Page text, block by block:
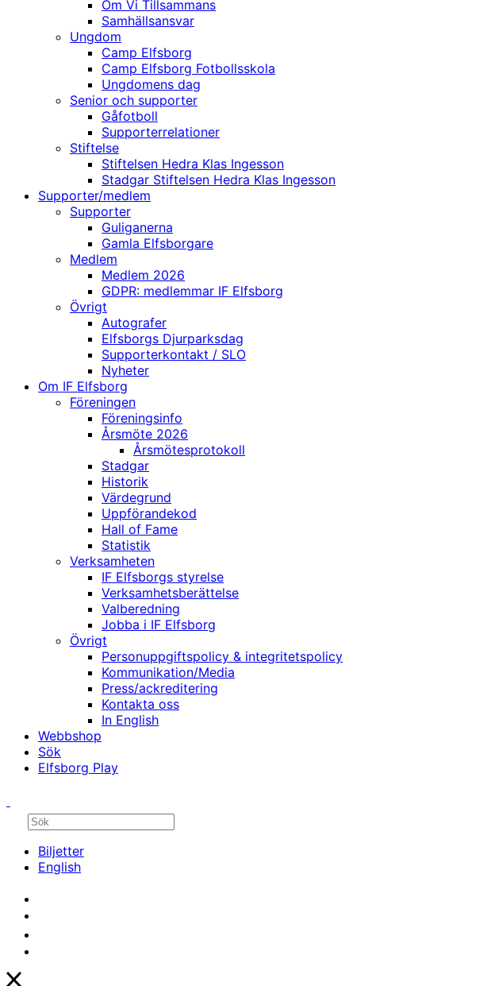
Om Vi Tillsammans
Samhällsansvar
Ungdom
Camp Elfsborg
Camp Elfsborg Fotbollsskola
Ungdomens dag
Senior och supporter
Gåfotboll
Supporterrelationer
Stiftelse
Stiftelsen Hedra Klas Ingesson
Stadgar Stiftelsen Hedra Klas Ingesson
Supporter/medlem
Supporter
Guliganerna
Gamla Elfsborgare
Medlem
Medlem 2026
GDPR: medlemmar IF Elfsborg
Övrigt
Autografer
Elfsborgs Djurparksdag
Supporterkontakt / SLO
Nyheter
Om IF Elfsborg
Föreningen
Föreningsinfo
Årsmöte 2026
Årsmötesprotokoll
Stadgar
Historik
Värdegrund
Uppförandekod
Hall of Fame
Statistik
Verksamheten
IF Elfsborgs styrelse
Verksamhetsberättelse
Valberedning
Jobba i IF Elfsborg
Övrigt
Personuppgiftspolicy & integritetspolicy
Kommunikation/Media
Press/ackreditering
Kontakta oss
In English
Webbshop
Sök
Elfsborg Play
Biljetter
English